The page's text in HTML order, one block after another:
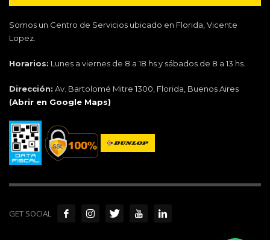
Somos un Centro de Servicios ubicado en Florida, Vicente
Lopez.
Horarios: Lunes a viernes de 8 a 18 hs y sábados de 8 a 13 hs.
Dirección: Av. Bartolomé Mitre 1300, Florida, Buenos Aires
(Abrir en Google Maps)
GET SOCIAL